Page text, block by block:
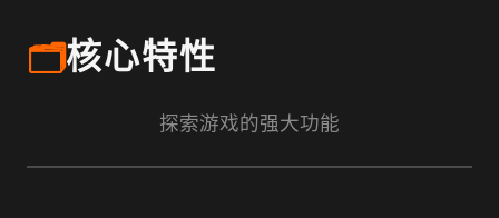
🗂️核心特性
探索游戏的强大功能